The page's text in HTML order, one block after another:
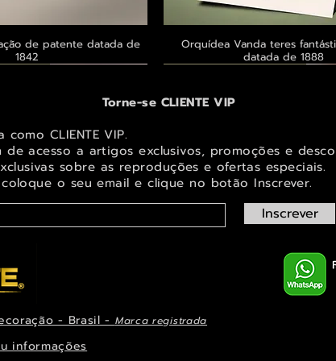
rápida
de patente datada de
1842
Visualização rápida
Orquídea Vanda teres
datada de 1888
rápida
shuttleworthii e
Orquídea Laelia autumnalis, rara
rápida
de Fada Bebê para
Belíssima imagem de Fada das
rápida
Fada e elfo para decorar
Belíssima imagem de Fada das
Torne-se CLIENTE VIP
CLIENTE VIP.
de acesso a artigos exclusivos, promoções e
sobre as reproduções e ofertas especiais.
o seu email e clique no botão Inscrever.
Inscrever
- Brasil - Marca registrada
informações